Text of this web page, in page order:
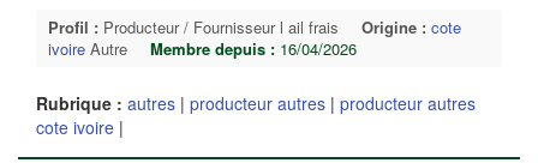
Profil : Producteur / Fournisseur l ail frais Origine : cote
ivoire Autre Membre depuis : 16/04/2026
Rubrique : autres | producteur autres | producteur autres
cote ivoire |